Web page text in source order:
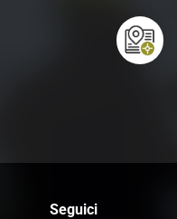
Seguici